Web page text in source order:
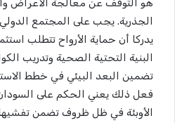
هو التوقف عن معالجة الأعراض
الجذرية. يجب على المجتمع
يدركا أن حماية الأرواح تتطلب
البنية التحتية الصحية وتدريب
تضمين البعد البيئي في خطط
فعل ذلك يعني الحكم على
الأوبئة في ظل ظروف تضمن